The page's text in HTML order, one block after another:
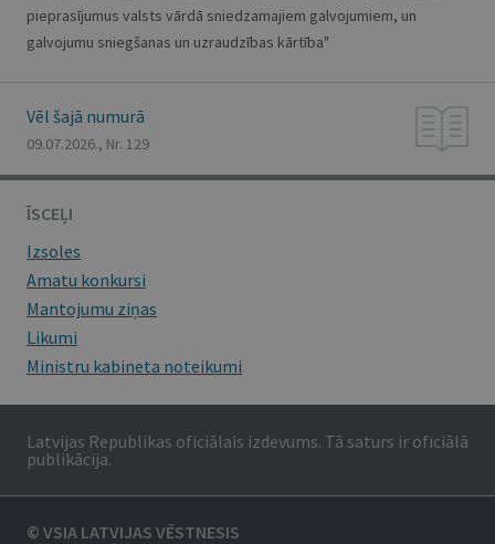
pieprasījumus valsts vārdā sniedzamajiem galvojumiem, un
galvojumu sniegšanas un uzraudzības kārtība"
Vēl šajā numurā
09.07.2026., Nr. 129
ĪSCEĻI
Izsoles
Amatu konkursi
Mantojumu ziņas
Likumi
Ministru kabineta noteikumi
Latvijas Republikas oficiālais izdevums. Tā saturs ir oficiālā
publikācija.
© VSIA LATVIJAS VĒSTNESIS